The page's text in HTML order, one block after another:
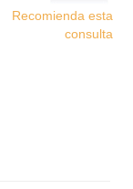
Recomienda esta
consulta